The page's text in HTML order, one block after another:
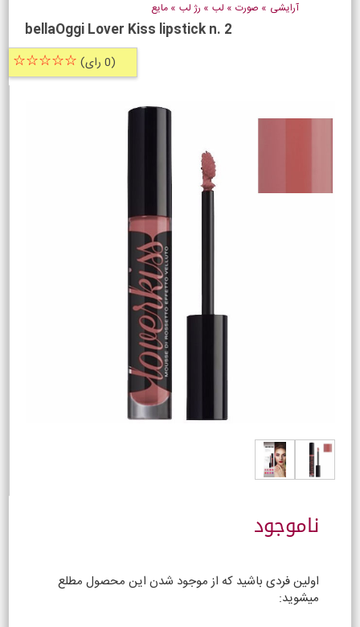
آرایشی » صورت » لب » رژ لب » مایع
bellaOggi Lover Kiss lipstick n. 2
(0 رای) ☆☆☆☆☆
ناموجود
اولین فردی باشید که از موجود شدن این محصول مطلع
میشوید: